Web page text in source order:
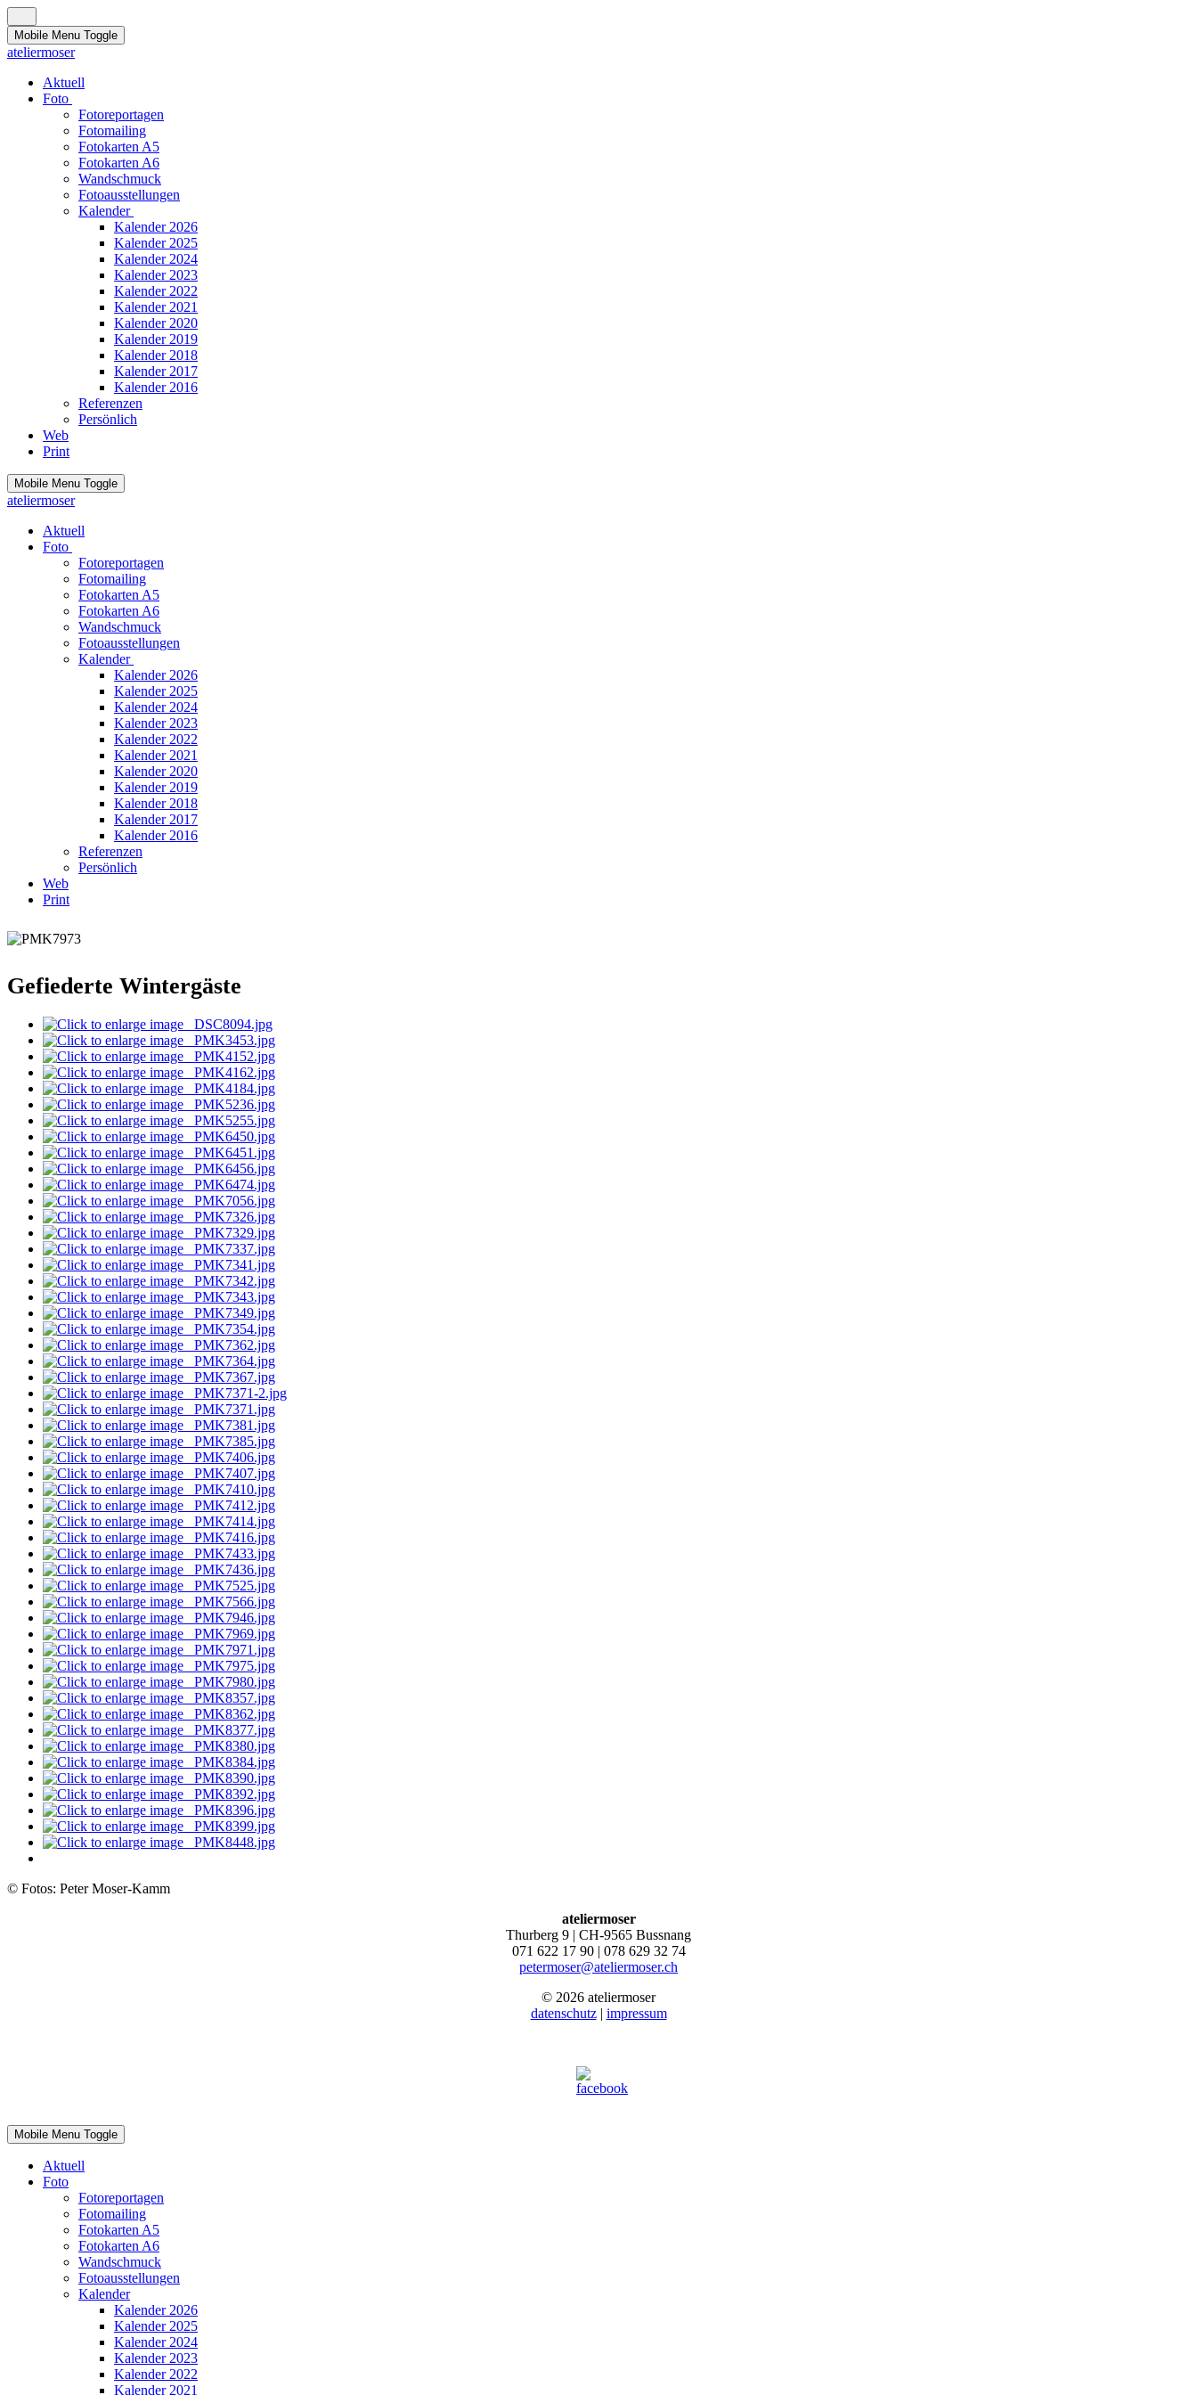
Mobile Menu Toggle
ateliermoser
Aktuell
Foto
Fotoreportagen
Fotomailing
Fotokarten A5
Fotokarten A6
Wandschmuck
Fotoausstellungen
Kalender
Kalender 2026
Kalender 2025
Kalender 2024
Kalender 2023
Kalender 2022
Kalender 2021
Kalender 2020
Kalender 2019
Kalender 2018
Kalender 2017
Kalender 2016
Referenzen
Persönlich
Web
Print
Mobile Menu Toggle
ateliermoser
Aktuell
Foto
Fotoreportagen
Fotomailing
Fotokarten A5
Fotokarten A6
Wandschmuck
Fotoausstellungen
Kalender
Kalender 2026
Kalender 2025
Kalender 2024
Kalender 2023
Kalender 2022
Kalender 2021
Kalender 2020
Kalender 2019
Kalender 2018
Kalender 2017
Kalender 2016
Referenzen
Persönlich
Web
Print
Gefiederte Wintergäste
© Fotos: Peter Moser-Kamm
ateliermoser
Thurberg 9 | CH-9565 Bussnang
071 622 17 90 | 078 629 32 74
petermoser@ateliermoser.ch
© 2026 ateliermoser
datenschutz| impressum
Mobile Menu Toggle
Aktuell
Foto
Fotoreportagen
Fotomailing
Fotokarten A5
Fotokarten A6
Wandschmuck
Fotoausstellungen
Kalender
Kalender 2026
Kalender 2025
Kalender 2024
Kalender 2023
Kalender 2022
Kalender 2021